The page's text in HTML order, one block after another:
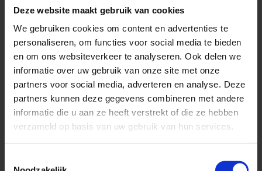
Deze website maakt gebruik van cookies
We gebruiken cookies om content en advertenties te
personaliseren, om functies voor social media te bieden
en om ons websiteverkeer te analyseren. Ook delen we
informatie over uw gebruik van onze site met onze
partners voor social media, adverteren en analyse. Deze
partners kunnen deze gegevens combineren met andere
informatie die u aan ze heeft verstrekt of die ze hebben
verzameld op basis van uw gebruik van hun services.
Het maakt niet uit of u lichte of zware klachten
heeft. Of u pas net klachten ervaart of hier al langer
mee rondloopt.
De meeste mensen helpen wij met langdurige
peesklachten als een tennis elleboog en
golverselleboog. Veel doctoren en fysiotherapeuten
weten niet goed wat zij hiermee aan moeten.
Ook worden deze diagnoses vaak verkeerd gesteld
en zijn er daarom andere behandelmogelijkheden die